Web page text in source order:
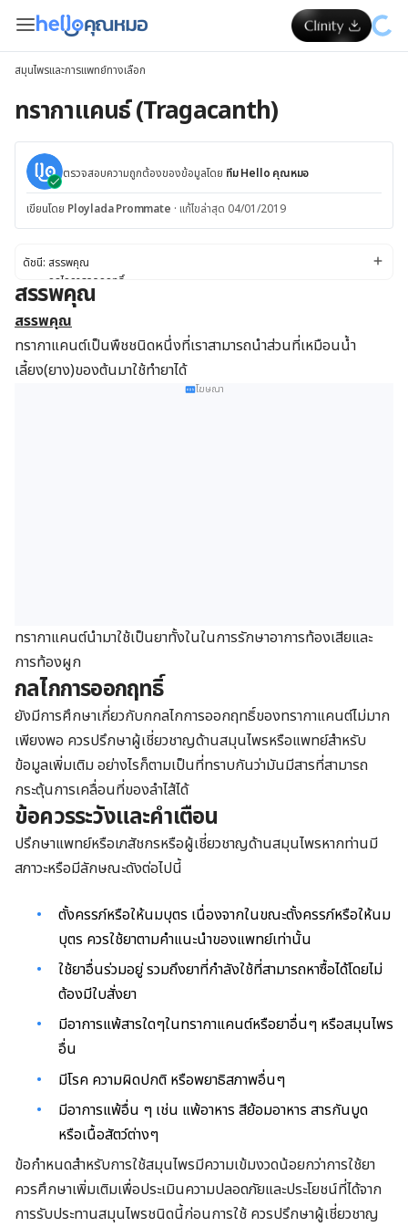
สมุนไพรและการแพทย์ทางเลือก
ทรากาแคนธ์ (Tragacanth)
ตรวจสอบความถูกต้องของข้อมูลโดย ทีม Hello คุณหมอ
เขียนโดย Ploylada Prommate · แก้ไขล่าสุด 04/01/2019
ดัชนี: สรรพคุณ
กลไกการออกฤทธิ์
ข้อควรระวังและคำเตือน
ปลอดภัยปลอดภัย
ผลข้างเคียง:
ขนาดยา
รูปแบบของทรากาแคนต์
สรรพคุณ
สรรพคุณ
ทรากาแคนต์เป็นพืชชนิดหนึ่งที่เราสามารถนำส่วนที่เหมือนน้ำ
เลี้ยง(ยาง)ของต้นมาใช้ทำยาได้
โฆษณา
ทรากาแคนต์นำมาใช้เป็นยาทั้งในในการรักษาอาการท้องเสียและ
การท้องผูก
กลไกการออกฤทธิ์
ยังมีการศึกษาเกี่ยวกับกกลไกการออกฤทธิ์ของทรากาแคนต์ไม่มาก
เพียงพอ ควรปรึกษาผู้เชี่ยวชาญด้านสมุนไพรหรือแพทย์สำหรับ
ข้อมูลเพิ่มเติม อย่างไรก็ตามเป็นที่ทราบกันว่ามันมีสารที่สามารถ
กระตุ้นการเคลื่อนที่ของลำไส้ได้
ข้อควรระวังและคำเตือน
ปรึกษาแพทย์หรือเภสัชกรหรือผู้เชี่ยวชาญด้านสมุนไพรหากท่านมี
สภาวะหรือมีลักษณะดังต่อไปนี้
ตั้งครรภ์หรือให้นมบุตร เนื่องจากในขณะตั้งครรภ์หรือให้นม
บุตร ควรใช้ยาตามคำแนะนำของแพทย์เท่านั้น
ใช้ยาอื่นร่วมอยู่ รวมถึงยาที่กำลังใช้ที่สามารถหาซื้อได้โดยไม่
ต้องมีใบสั่งยา
มีอาการแพ้สารใดๆในทรากาแคนต์หรือยาอื่นๆ หรือสมุนไพร
อื่น
มีโรค ความผิดปกติ หรือพยาธิสภาพอื่นๆ
มีอาการแพ้อื่น ๆ เช่น แพ้อาหาร สีย้อมอาหาร สารกันบูด
หรือเนื้อสัตว์ต่างๆ
ข้อกำหนดสำหรับการใช้สมุนไพรมีความเข้มงวดน้อยกว่าการใช้ยา
ควรศึกษาเพิ่มเติมเพื่อประเมินความปลอดภัยและประโยชน์ที่ได้จาก
การรับประทานสมุนไพรชนิดนี้ก่อนการใช้ ควรปรึกษาผู้เชี่ยวชาญ